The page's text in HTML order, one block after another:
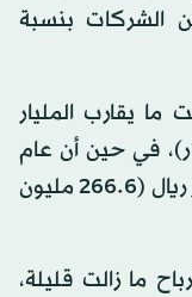
الشركات بنسبة
أن خسائر عام 2013 بلغت ما يقارب المليار
مليون دولار)، في حين أن عام
2014 تحققت فيه أرباح تقارب المليار ريال (266.6 مليون
ما زالت قليلة،